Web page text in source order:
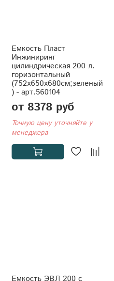
Емкость Пласт
Инжиниринг
цилиндрическая 200 л.
горизонтальный
(752x650x680см;зеленый
) - арт.560104
от 8378 руб
Точную цену уточняйте у
менеджера
Емкость ЭВЛ 200 с